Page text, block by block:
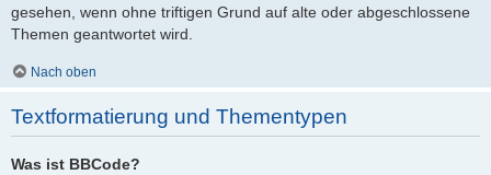
gesehen, wenn ohne triftigen Grund auf alte oder abgeschlossene
Themen geantwortet wird.
Nach oben
Textformatierung und Thementypen
Was ist BBCode?